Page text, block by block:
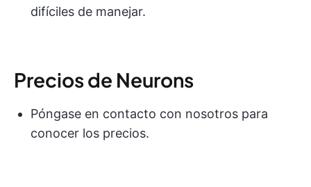
difíciles de manejar.
Precios de Neurons
Póngase en contacto con nosotros para
conocer los precios.